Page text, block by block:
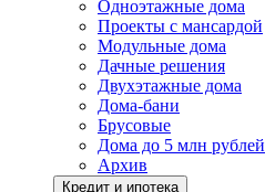
Одноэтажные дома
Проекты с мансардой
Модульные дома
Дачные решения
Двухэтажные дома
Дома-бани
Брусовые
Дома до 5 млн рублей
Архив
Кредит и ипотека